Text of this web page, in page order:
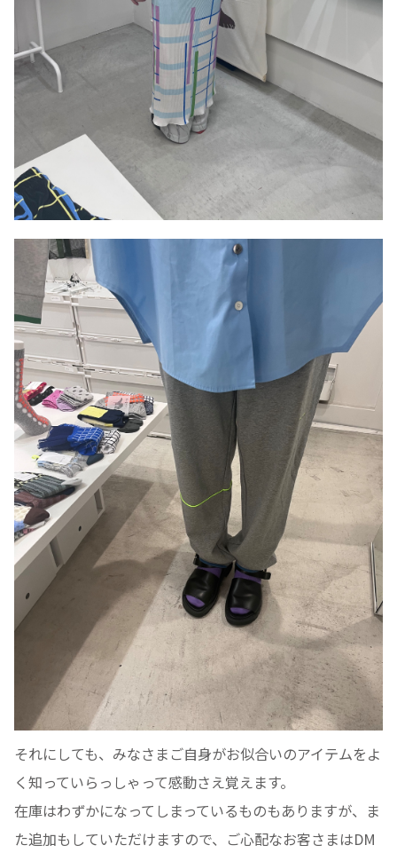
それにしても、みなさまご自身がお似合いのアイテムをよ
く知っていらっしゃって感動さえ覚えます。
在庫はわずかになってしまっているものもありますが、ま
た追加もしていただけますので、ご心配なお客さまはDM